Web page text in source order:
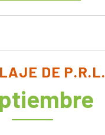
DE P.R.L.